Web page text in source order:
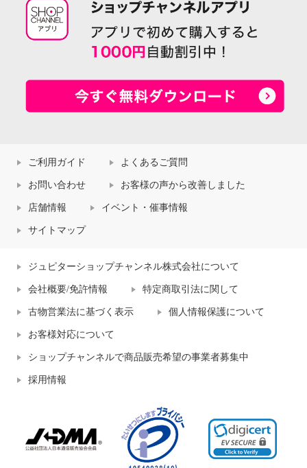
ご利用ガイド よくあるご質問
お問い合わせ お客様の声から改善しました
店舗情報 イベント・催事情報
サイトマップ
ジュピターショップチャンネル株式会社について
会社概要/免許情報 特定商取引法に関して
古物営業法に基づく表示 個人情報保護について
お客様対応について
ショップチャンネルで商品販売希望の事業者募集中
採用情報